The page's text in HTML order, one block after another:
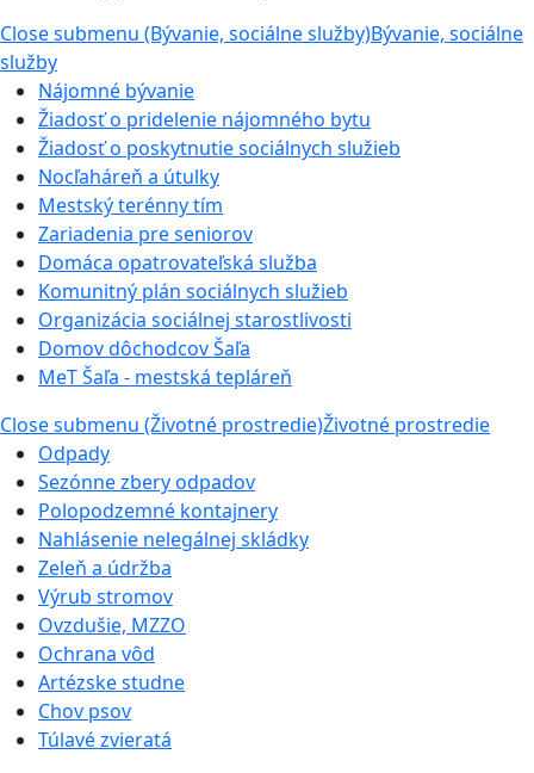
Close submenu (Bývanie, sociálne služby)Bývanie, sociálne
služby
Nájomné bývanie
Žiadosť o pridelenie nájomného bytu
Žiadosť o poskytnutie sociálnych služieb
Nocľaháreň a útulky
Mestský terénny tím
Zariadenia pre seniorov
Domáca opatrovateľská služba
Komunitný plán sociálnych služieb
Organizácia sociálnej starostlivosti
Domov dôchodcov Šaľa
MeT Šaľa - mestská tepláreň
Close submenu (Životné prostredie)Životné prostredie
Odpady
Sezónne zbery odpadov
Polopodzemné kontajnery
Nahlásenie nelegálnej skládky
Zeleň a údržba
Výrub stromov
Ovzdušie, MZZO
Ochrana vôd
Artézske studne
Chov psov
Túlavé zvieratá